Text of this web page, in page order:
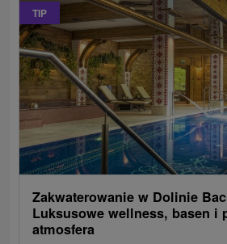
TIP
Zakwaterowanie w Dolinie
Luksusowe wellness, basen i
atmosfera